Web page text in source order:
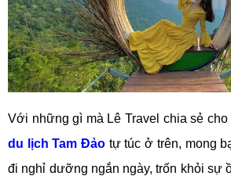
Với những gì mà Lê Travel chia sẻ cho
du lịch Tam Đảo tự túc ở trên, mong
đi nghỉ dưỡng ngắn ngày, trốn khỏi sự